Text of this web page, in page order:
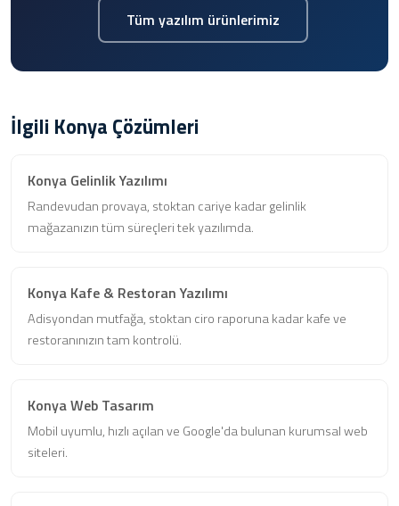
Tüm yazılım ürünlerimiz
İlgili Konya Çözümleri
Konya Gelinlik Yazılımı
Randevudan provaya, stoktan cariye kadar gelinlik
mağazanızın tüm süreçleri tek yazılımda.
Konya Kafe & Restoran Yazılımı
Adisyondan mutfağa, stoktan ciro raporuna kadar kafe ve
restoranınızın tam kontrolü.
Konya Web Tasarım
Mobil uyumlu, hızlı açılan ve Google'da bulunan kurumsal web
siteleri.